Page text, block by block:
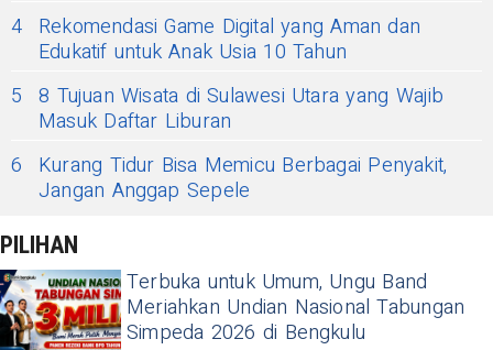
4 Rekomendasi Game Digital yang Aman dan
Edukatif untuk Anak Usia 10 Tahun
5 8 Tujuan Wisata di Sulawesi Utara yang Wajib
Masuk Daftar Liburan
6
Kurang Tidur Bisa Memicu Berbagai Penyakit,
Jangan Anggap Sepele
PILIHAN
Terbuka untuk Umum, Ungu Band
Meriahkan Undian Nasional Tabungan
Simpeda 2026 di Bengkulu